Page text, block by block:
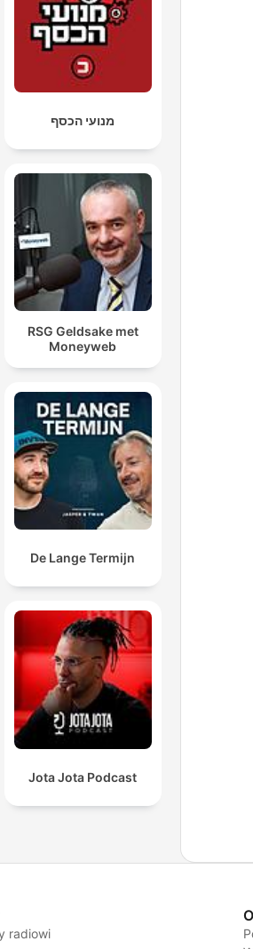
מנועי הכסף
RSG Geldsake met
Moneyweb
De Lange Termijn
Jota Jota Podcast
radiowi